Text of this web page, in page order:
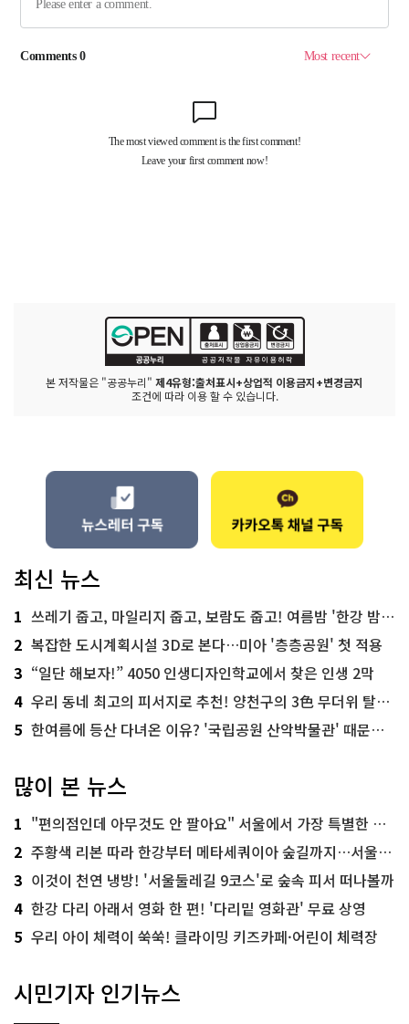
본 저작물은 "공공누리" 제4유형:출처표시+상업적 이용금지+변경금지
조건에 따라 이용 할 수 있습니다.
최신 뉴스
1 쓰레기 줍고, 마일리지 줍고, 보람도 줍고! 여름밤 '한강 밤마실 줍깅'
2 복잡한 도시계획시설 3D로 본다…미아 '층층공원' 첫 적용
3 “일단 해보자!” 4050 인생디자인학교에서 찾은 인생 2막
4 우리 동네 최고의 피서지로 추천! 양천구의 3色 무더위 탈출 명소
5 한여름에 등산 다녀온 이유? '국립공원 산악박물관' 때문이죠!
많이 본 뉴스
1 "편의점인데 아무것도 안 팔아요" 서울에서 가장 특별한 편의점의 정체
2 주황색 리본 따라 한강부터 메타세쿼이아 숲길까지…서울둘레길 15코스
3 이것이 천연 냉방! '서울둘레길 9코스'로 숲속 피서 떠나볼까
4 한강 다리 아래서 영화 한 편! '다리밑 영화관' 무료 상영
5 우리 아이 체력이 쑥쑥! 클라이밍 키즈카페·어린이 체력장
시민기자 인기뉴스